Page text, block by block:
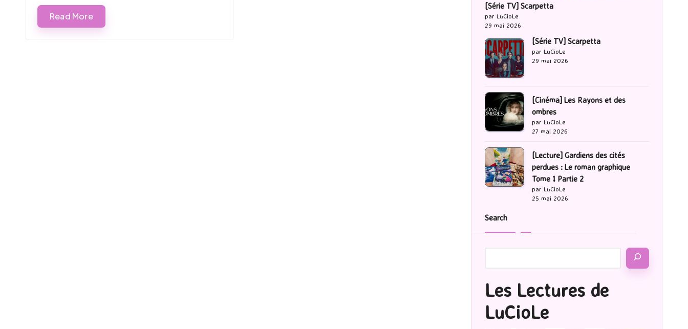
Read More
[Série TV] Scarpetta
par LuCioLe
29 mai 2026
[Série TV] Scarpetta
par LuCioLe
29 mai 2026
[Cinéma] Les Rayons et des
ombres
par LuCioLe
27 mai 2026
[Lecture] Gardiens des cités
perdues : Le roman graphique
Tome 1 Partie 2
par LuCioLe
25 mai 2026
Search
Les Lectures de
LuCioLe